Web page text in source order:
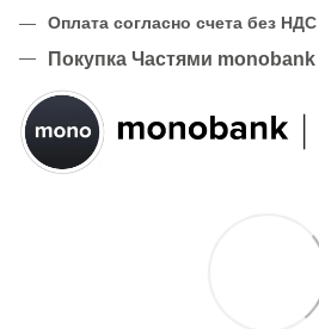
Оплата согласно счета без НДС
Покупка Частями